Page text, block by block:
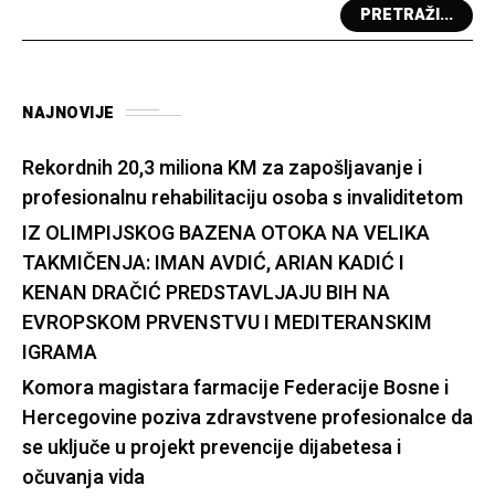
PRETRAŽI...
NAJNOVIJE
Rekordnih 20,3 miliona KM za zapošljavanje i
profesionalnu rehabilitaciju osoba s invaliditetom
IZ OLIMPIJSKOG BAZENA OTOKA NA VELIKA
TAKMIČENJA: IMAN AVDIĆ, ARIAN KADIĆ I
KENAN DRAČIĆ PREDSTAVLJAJU BIH NA
EVROPSKOM PRVENSTVU I MEDITERANSKIM
IGRAMA
Komora magistara farmacije Federacije Bosne i
Hercegovine poziva zdravstvene profesionalce da
se uključe u projekt prevencije dijabetesa i
očuvanja vida